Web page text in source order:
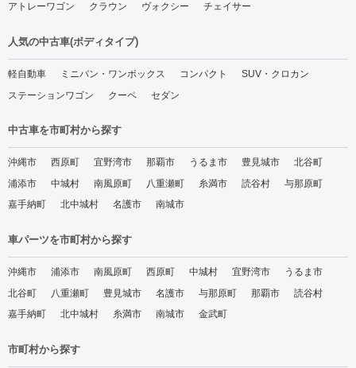
アトレーワゴン
クラウン ヴォクシー チェイサー
人気の中古車(ボディタイプ)
軽自動車 ミニバン・ワンボックス コンパクト
SUV・クロカン
ステーションワゴン
クーペ セダン
中古車を市町村から探す
沖縄市 西原町 宜野湾市 那覇市 うるま市 豊見城市
北谷町
浦添市
中城村 南風原町 八重瀬町 糸満市 読谷村
与那原町
嘉手納町
北中城村 名護市 南城市
車パーツを市町村から探す
沖縄市 浦添市 南風原町 西原町 中城村 宜野湾市
うるま市
北谷町
八重瀬町 豊見城市 名護市 与那原町 那覇市
読谷村
嘉手納町
北中城村 糸満市 南城市 金武町
市町村から探す